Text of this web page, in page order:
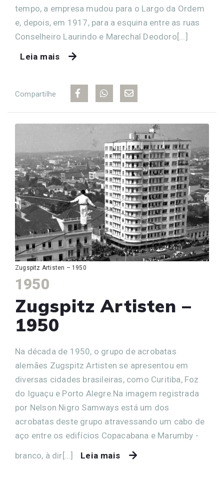
tempo, a empresa mudou para o Largo da Ordem
e, depois, em 1917, para a esquina entre as ruas
Conselheiro Laurindo e Marechal Deodoro[...]
Leia mais
Compartilhe
Zugspitz Artisten – 1950
1950
Zugspitz Artisten –
1950
Na década de 1950, o grupo de acrobatas
alemães Zugspitz Artisten se apresentou em
diversas cidades brasileiras, como Curitiba, Foz
do Iguaçu e Porto Alegre.Na imagem registrada
por Nelson Nigro Samways está um dos
acrobatas deste grupo atravessando um cabo de
aço entre os edifícios Copacabana e Marumby -
branco, à dir[...]
Leia mais